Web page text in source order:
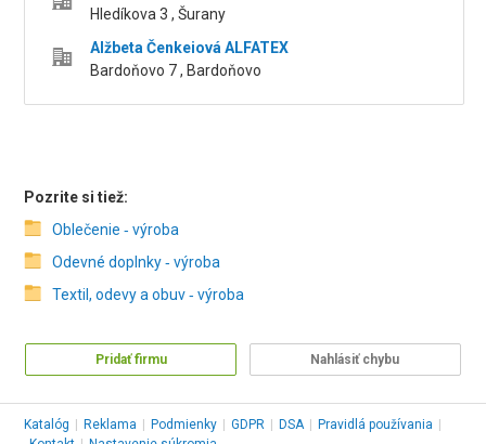
Hledíkova 3 , Šurany
Alžbeta Čenkeiová ALFATEX
Bardoňovo 7 , Bardoňovo
Pozrite si tiež:
Oblečenie ‑ výroba
Odevné doplnky ‑ výroba
Textil, odevy a obuv ‑ výroba
Pridať firmu Nahlásiť chybu
Katalóg Reklama Podmienky GDPR DSA Pravidlá používania